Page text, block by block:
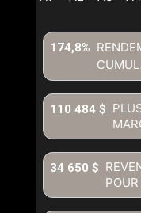
174,8%
110 484 $
34 650 $